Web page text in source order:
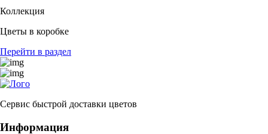
Коллекция
Цветы в коробке
Перейти в раздел
Сервис быстрой доставки цветов
Информация